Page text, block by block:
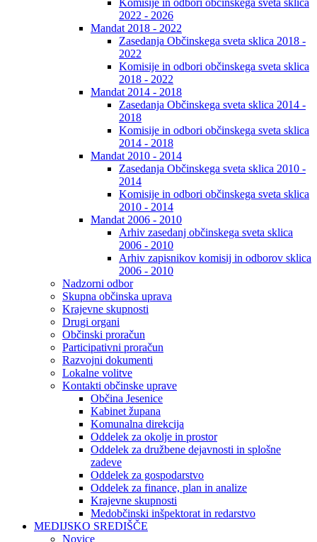
2022 - 2026
Mandat 2018 - 2022
Zasedanja Občinskega sveta sklica 2018 -
2022
Komisije in odbori občinskega sveta sklica
2018 - 2022
Mandat 2014 - 2018
Zasedanja Občinskega sveta sklica 2014 -
2018
Komisije in odbori občinskega sveta sklica
2014 - 2018
Mandat 2010 - 2014
Zasedanja Občinskega sveta sklica 2010 -
2014
Komisije in odbori občinskega sveta sklica
2010 - 2014
Mandat 2006 - 2010
Arhiv zasedanj občinskega sveta sklica
2006 - 2010
Arhiv zapisnikov komisij in odborov sklica
2006 - 2010
Nadzorni odbor
Skupna občinska uprava
Krajevne skupnosti
Drugi organi
Občinski proračun
Participativni proračun
Razvojni dokumenti
Lokalne volitve
Kontakti občinske uprave
Občina Jesenice
Kabinet župana
Komunalna direkcija
Oddelek za okolje in prostor
Oddelek za družbene dejavnosti in splošne
zadeve
Oddelek za gospodarstvo
Oddelek za finance, plan in analize
Krajevne skupnosti
Medobčinski inšpektorat in redarstvo
MEDIJSKO SREDIŠČE
Novice